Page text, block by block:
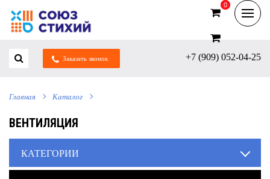
+7 (909) 052-04-25
Заказать звонок
0
0
Главная Каталог
ВЕНТИЛЯЦИЯ
КАТЕГОРИИ